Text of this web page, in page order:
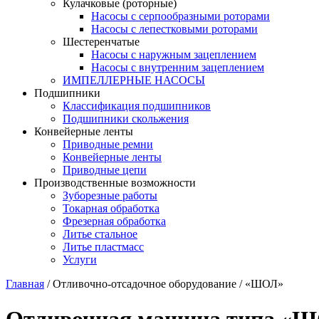
Кулачковые (роторные)
Насосы с серпообразными роторами
Насосы с лепестковыми роторами
Шестеренчатые
Насосы с наружным зацеплением
Насосы с внутренним зацеплением
ИМПЕЛЛЕРНЫЕ НАСОСЫ
Подшипники
Классификация подшипников
Подшипники скольжения
Конвейерные ленты
Приводные ремни
Конвейерные ленты
Приводные цепи
Производственные возможности
Зуборезные работы
Токарная обработка
Фрезерная обработка
Литье стальное
Литье пластмасс
Услуги
Главная /Отливочно-отсадочное оборудование / «ШОЛ»